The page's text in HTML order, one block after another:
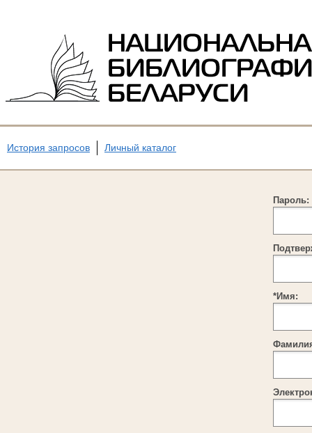
История запросов Личный каталог
Пароль:
*Имя: